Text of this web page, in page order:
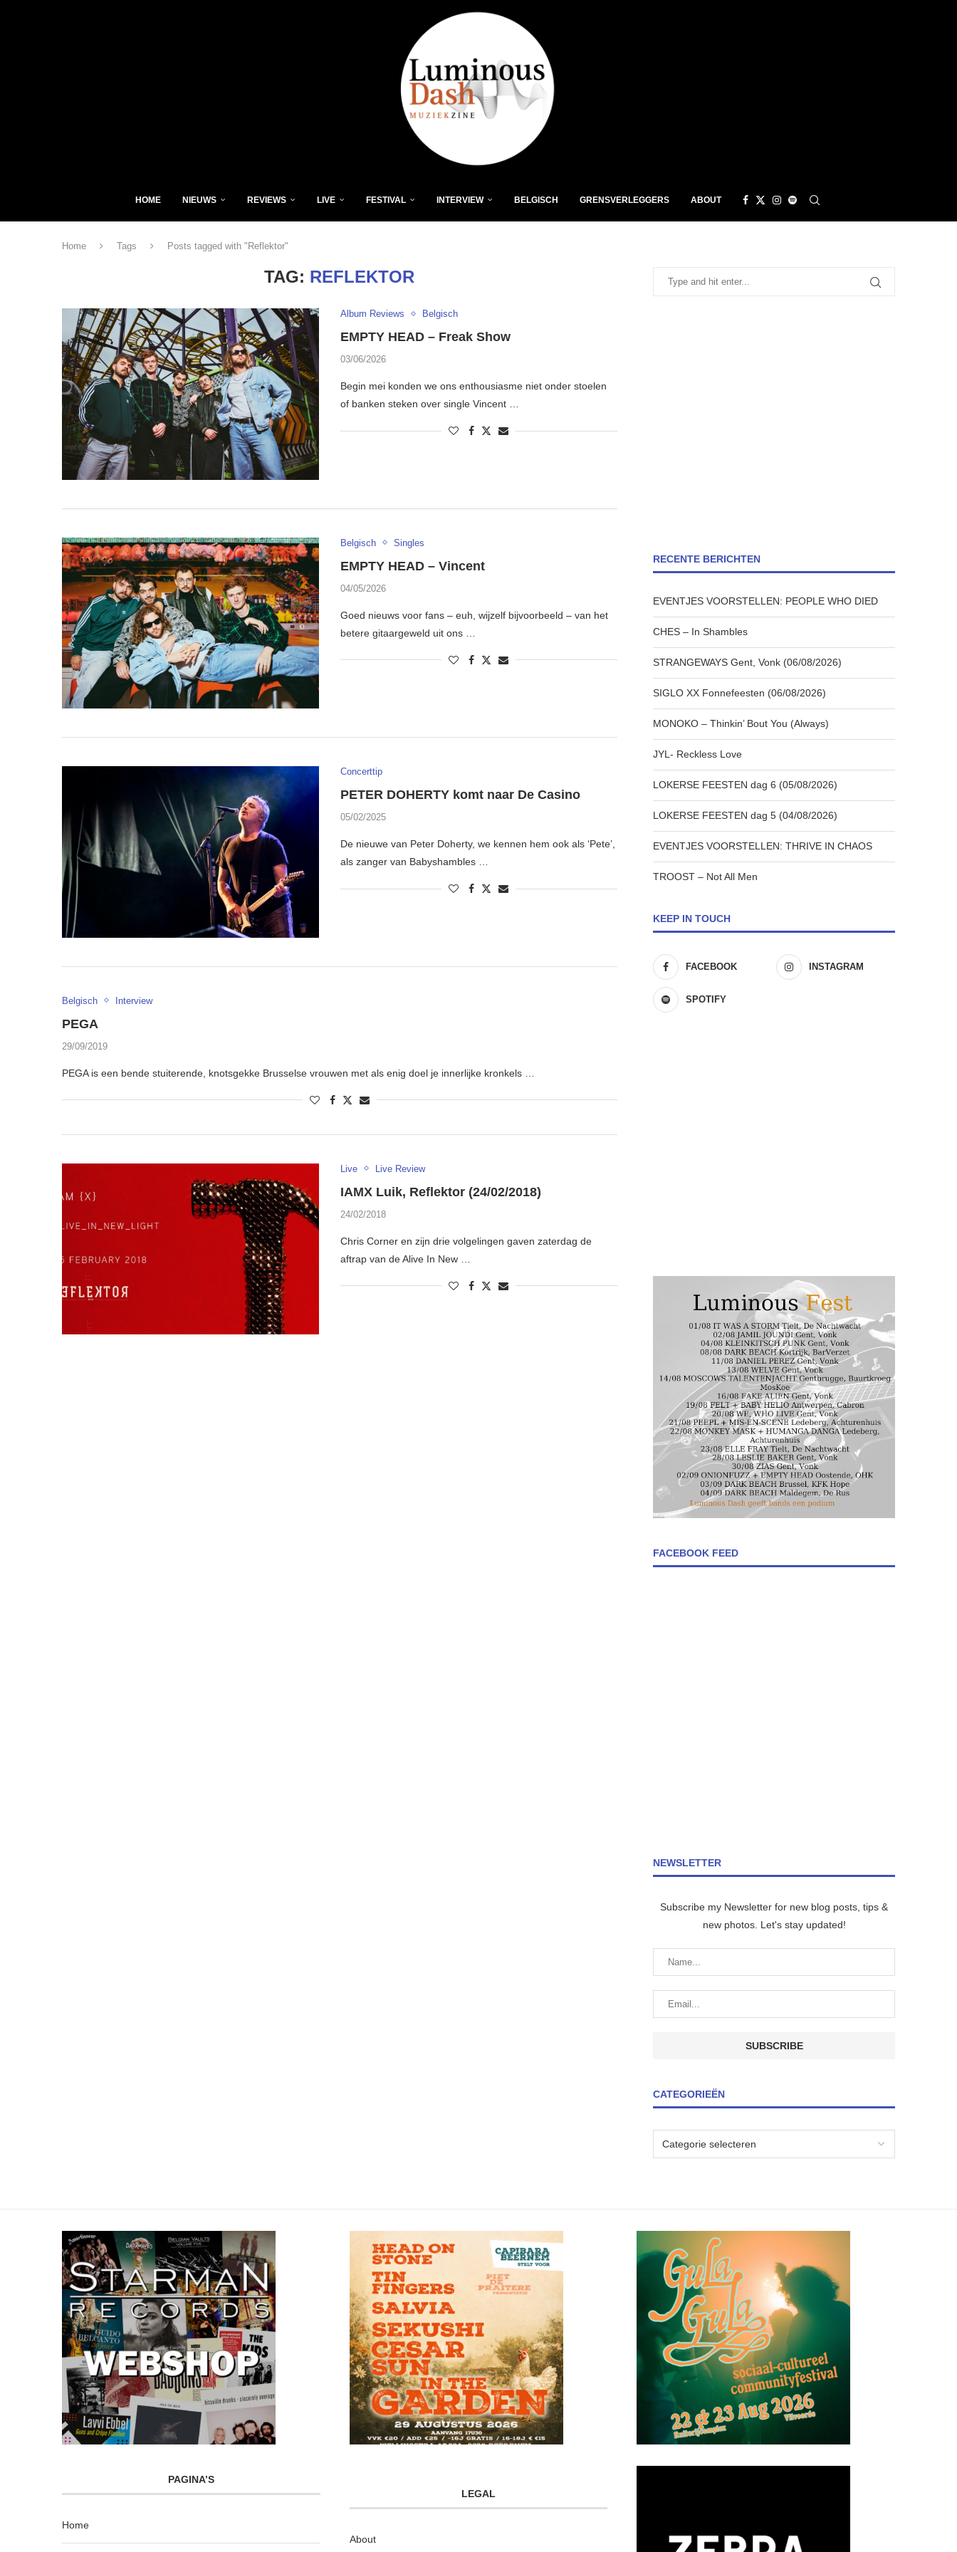
HOME NIEUWS REVIEWS LIVE FESTIVAL INTERVIEW BELGISCH GRENSVERLEGGERS ABOUT
Home Tags Posts tagged with "Reflektor"
TAG: REFLEKTOR
Album Reviews Belgisch
EMPTY HEAD – Freak Show
03/06/2026
Begin mei konden we ons enthousiasme niet onder stoelen
of banken steken over single Vincent …
Belgisch Singles
EMPTY HEAD – Vincent
04/05/2026
Goed nieuws voor fans – euh, wijzelf bijvoorbeeld – van het
betere gitaargeweld uit ons …
Concerttip
PETER DOHERTY komt naar De Casino
05/02/2025
De nieuwe van Peter Doherty, we kennen hem ook als ‘Pete’,
als zanger van Babyshambles …
Belgisch Interview
PEGA
29/09/2019
PEGA is een bende stuiterende, knotsgekke Brusselse vrouwen met als enig doel je innerlijke kronkels …
Live Live Review
IAMX Luik, Reflektor (24/02/2018)
24/02/2018
Chris Corner en zijn drie volgelingen gaven zaterdag de
aftrap van de Alive In New …
RECENTE BERICHTEN
EVENTJES VOORSTELLEN: PEOPLE WHO DIED
CHES – In Shambles
STRANGEWAYS Gent, Vonk (06/08/2026)
SIGLO XX Fonnefeesten (06/08/2026)
MONOKO – Thinkin’ Bout You (Always)
JYL- Reckless Love
LOKERSE FEESTEN dag 6 (05/08/2026)
LOKERSE FEESTEN dag 5 (04/08/2026)
EVENTJES VOORSTELLEN: THRIVE IN CHAOS
TROOST – Not All Men
KEEP IN TOUCH
FACEBOOK INSTAGRAM
SPOTIFY
FACEBOOK FEED
NEWSLETTER
Subscribe my Newsletter for new blog posts, tips &
new photos. Let's stay updated!
CATEGORIEËN
PAGINA’S
Home
LEGAL
About